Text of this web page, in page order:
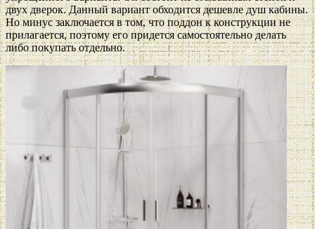
двух дверок. Данный вариант обходится дешевле душ кабины.
Но минус заключается в том, что поддон к конструкции не
прилагается, поэтому его придется самостоятельно делать
либо покупать отдельно.